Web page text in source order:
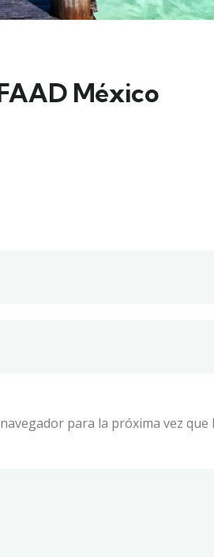
México
para la próxima vez que